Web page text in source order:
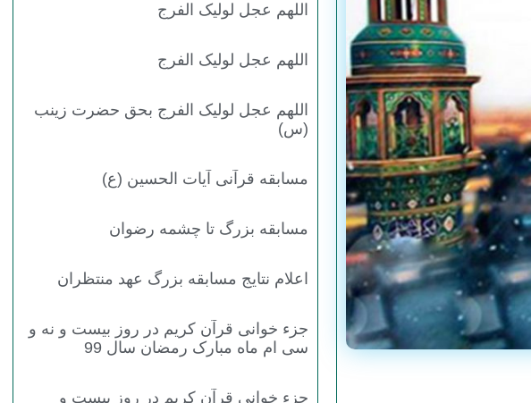
اللهم عجل لولیک الفرج
اللهم عجل لولیک الفرج
اللهم عجل لولیک الفرج بحق حضرت زینب
(س)
مسابقه قرآنی آیات الحسین (ع)
مسابقه بزرگ تا چشمه رضوان
اعلام نتایج مسابقه بزرگ عهد منتظران
جزء خوانی قرآن کریم در روز بیست و نه و
سی ام ماه مبارک رمضان سال 99
جزء خوانی قرآن کریم در روز بیست و